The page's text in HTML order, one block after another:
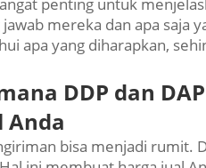
mereka dan apa saja
apa yang diharapkan,
DDP dan
Anda
bisa menjadi rumit.